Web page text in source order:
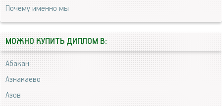
Почему именно мы
МОЖНО КУПИТЬ ДИПЛОМ В:
Абакан
Азнакаево
Азов